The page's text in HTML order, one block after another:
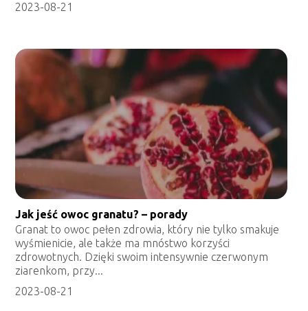
2023-08-21
Jak jeść owoc granatu? – porady
Granat to owoc pełen zdrowia, który nie tylko smakuje
wyśmienicie, ale także ma mnóstwo korzyści
zdrowotnych. Dzięki swoim intensywnie czerwonym
ziarenkom, przy...
2023-08-21